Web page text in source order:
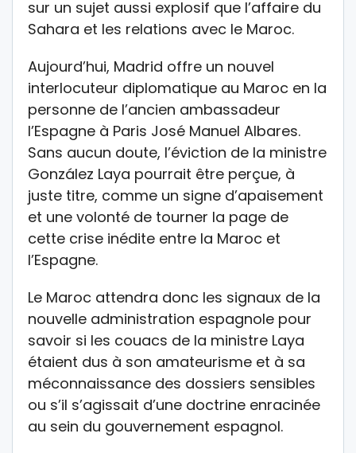
sur un sujet aussi explosif que l’affaire du
Sahara et les relations avec le Maroc.
Aujourd’hui, Madrid offre un nouvel
interlocuteur diplomatique au Maroc en la
personne de l’ancien ambassadeur
l’Espagne à Paris José Manuel Albares.
Sans aucun doute, l’éviction de la ministre
González Laya pourrait être perçue, à
juste titre, comme un signe d’apaisement
et une volonté de tourner la page de
cette crise inédite entre la Maroc et
l’Espagne.
Le Maroc attendra donc les signaux de la
nouvelle administration espagnole pour
savoir si les couacs de la ministre Laya
étaient dus à son amateurisme et à sa
méconnaissance des dossiers sensibles
ou s’il s’agissait d’une doctrine enracinée
au sein du gouvernement espagnol.